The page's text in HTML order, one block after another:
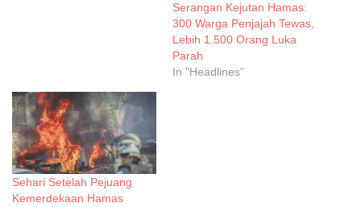
Serangan Kejutan Hamas:
300 Warga Penjajah Tewas,
Lebih 1.500 Orang Luka
Parah
In "Headlines"
Sehari Setelah Pejuang
Kemerdekaan Hamas